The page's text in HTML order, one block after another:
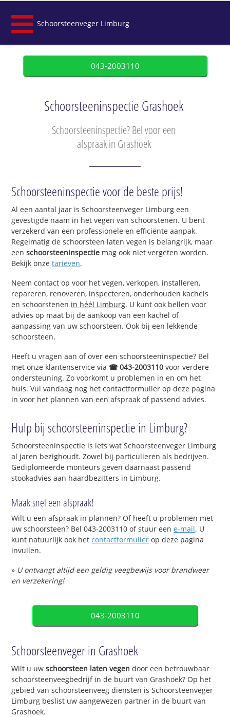
Schoorsteenveger Limburg
043-2003110
Schoorsteeninspectie Grashoek
Schoorsteeninspectie? Bel voor een
afspraak in Grashoek
Schoorsteeninspectie voor de beste prijs!
Al een aantal jaar is Schoorsteenveger Limburg een
gevestigde naam in het vegen van schoorstenen. U bent
verzekerd van een professionele en efficiënte aanpak.
Regelmatig de schoorsteen laten vegen is belangrijk, maar
eenschoorsteeninspectie mag ook niet vergeten worden.
Bekijk onzetarieven.
Neem contact op voor het vegen, verkopen, installeren,
repareren, renoveren, inspecteren, onderhouden kachels
en schoorstenen in héél Limburg. U kunt ook bellen voor
advies op maat bij de aankoop van een kachel of
aanpassing van uw schoorsteen. Ook bij een lekkende
schoorsteen.
Heeft u vragen aan of over een schoorsteeninspectie? Bel
met onze klantenservice via ☎ 043-2003110 voor verdere
ondersteuning. Zo voorkomt u problemen in en om het
huis. Vul vandaag nog het contactformulier op deze pagina
in voor het plannen van een afspraak of passend advies.
Hulp bij schoorsteeninspectie in Limburg?
Schoorsteeninspectie is iets wat Schoorsteenveger Limburg
al jaren bezighoudt. Zowel bij particulieren als bedrijven.
Gediplomeerde monteurs geven daarnaast passend
stookadvies aan haardbezitters in Limburg.
Maak snel een afspraak!
Wilt u een afspraak in plannen? Of heeft u problemen met
uw schoorsteen? Bel 043-2003110 of stuur eene-mail. U
kunt natuurlijk ook hetcontactformulier op deze pagina
invullen.
» U ontvangt altijd een geldig veegbewijs voor brandweer
en verzekering!
043-2003110
Schoorsteenveger in Grashoek
Wilt u uwschoorsteen laten vegen door een betrouwbaar
schoorsteenveegbedrijf in de buurt van Grashoek? Op het
gebied van schoorsteenveeg diensten is Schoorsteenveger
Limburg beslist uw aangewezen partner in de buurt van
Grashoek.